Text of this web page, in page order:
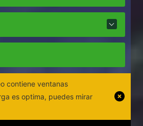
contiene ventanas
es optima, puedes mirar